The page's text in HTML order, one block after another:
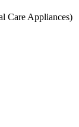
Care Appliances)